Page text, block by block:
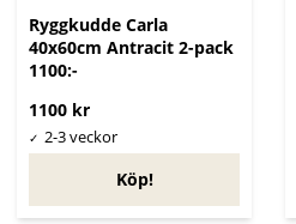
Ryggkudde Carla
40x60cm Antracit 2-pack
1100:-
1100 kr
Köp!